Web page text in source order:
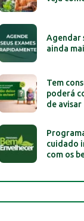
Agendar
ainda
Tem
poderá
de avisar
cuidado
com os